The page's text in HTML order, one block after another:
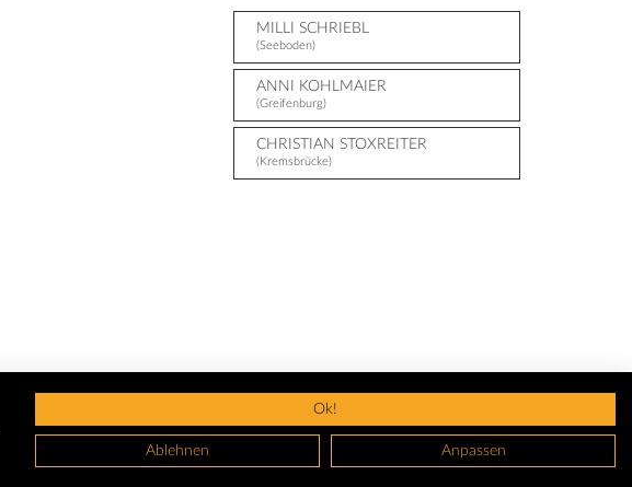
MILLI SCHRIEBL
(Seeboden)
ANNI KOHLMAIER
(Greifenburg)
CHRISTIAN STOXREITER
(Kremsbrücke)
Ok!
Ablehnen Anpassen